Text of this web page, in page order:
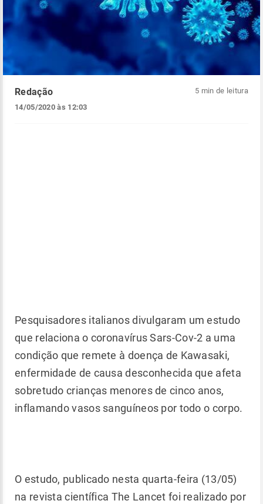
Redação
14/05/2020 às 12:03
5 min de leitura
Pesquisadores italianos divulgaram um estudo
que relaciona o coronavírus Sars-Cov-2 a uma
condição que remete à doença de Kawasaki,
enfermidade de causa desconhecida que afeta
sobretudo crianças menores de cinco anos,
inflamando vasos sanguíneos por todo o corpo.
O estudo, publicado nesta quarta-feira (13/05)
na revista científica The Lancet foi realizado por